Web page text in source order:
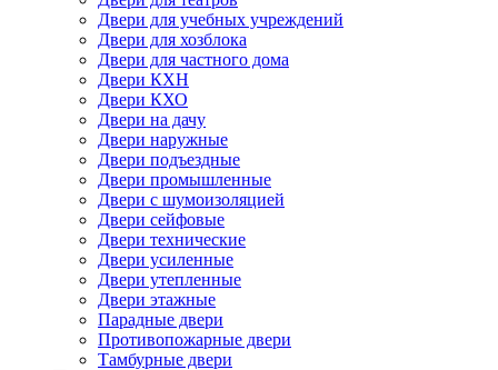
Двери для учебных учреждений
Двери для хозблока
Двери для частного дома
Двери КХН
Двери КХО
Двери на дачу
Двери наружные
Двери подъездные
Двери промышленные
Двери с шумоизоляцией
Двери сейфовые
Двери технические
Двери усиленные
Двери утепленные
Двери этажные
Парадные двери
Противопожарные двери
Тамбурные двери